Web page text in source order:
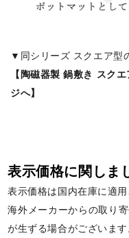
▼同シリーズ スクエア型
【陶磁器製 鍋敷き スク
ジへ】
表示価格に関しま
表示価格は国内在庫に適用
海外メーカーからの取り
が生ずる場合がございます